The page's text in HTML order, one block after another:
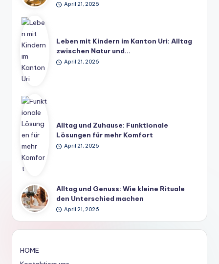
April 21, 2026
Leben mit Kindern im Kanton Uri: Alltag
zwischen Natur und…
April 21, 2026
Alltag und Zuhause: Funktionale
Lösungen für mehr Komfort
April 21, 2026
Alltag und Genuss: Wie kleine Rituale
den Unterschied machen
April 21, 2026
HOME